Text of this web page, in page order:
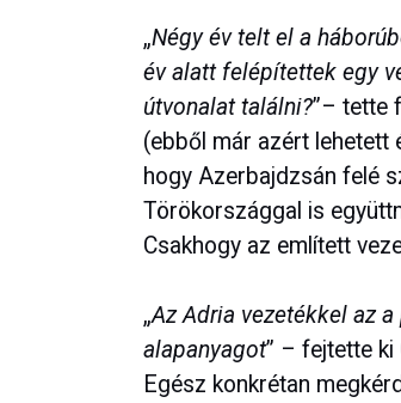
„Négy év telt el a
év alatt felépítettek egy
útvonalat találni?”– tette
(ebből már azért lehetett
hogy Azerbajdzsán felé
Törökországgal is
Csakhogy az említett
„Az Adria vezetékkel az
alapanyagot” – fejtette ki
Egész konkrétan